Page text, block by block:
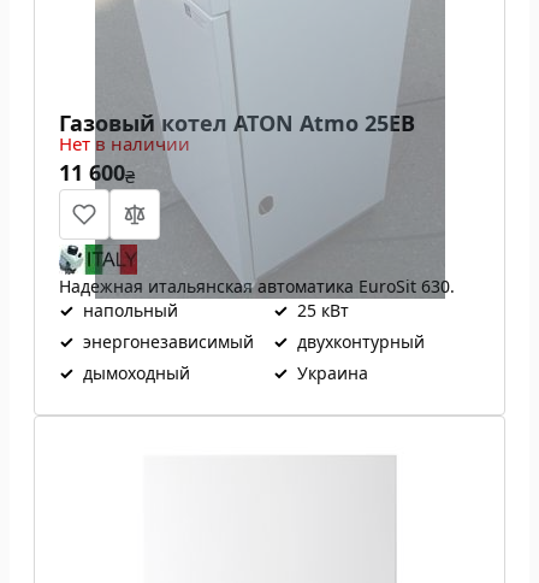
Газовый котел ATON Atmo 25ЕВ
Нет в наличии
11 600₴
Надежная итальянская автоматика EuroSit 630.
✓ напольный ✓ 25 кВт
✓ энергонезависимый ✓ двухконтурный
✓ дымоходный ✓ Украина